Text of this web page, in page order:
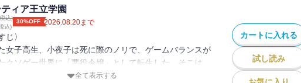
に闇オークションにと、あいかわらず要素てんこもりの
上げました。今回もオマケがたっぷりついているので、
ください。
は悪代官をこらしめたい
し、部下たちは庶民だから頼れない！
女社交界ではぼっちになるし、攻略対象のケヴィンには
約者がいるし、舞い込んでくる縁談はおかしなものばか
子で王立学園に入学できるの？
ィア王立学園
込)
込)
30%OFF 2026.08.20まで
じ〉
女子高生、小夜子は死に際のノリで、ゲームバランスが
クソゲー世界に「悪役令嬢」として転生した。そこは、
トしか存在しないトンデモ世界。
全て表示する
カートに入れる
試し読み